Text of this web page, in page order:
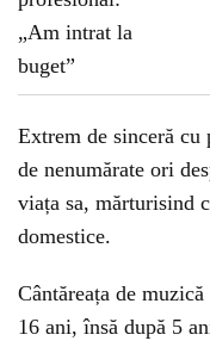
Extrem de sinceră
de nenumărate ori
viața sa, mărturisind
domestice.
Cântăreața de
16 ani, însă după 5